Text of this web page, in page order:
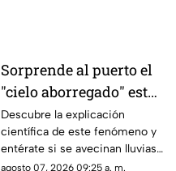
Sorprende al puerto el
"cielo aborregado" este
viernes: ¿Qué nos
espera en el clima?
Descubre la explicación
científica de este fenómeno y
entérate si se avecinan lluvias
o buen tiempo.
agosto 07, 2026 09:25 a. m.